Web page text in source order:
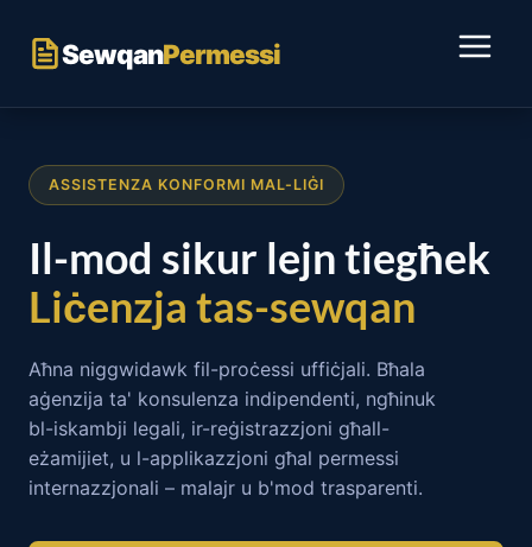
għall-
kontenut
SewqanPermessi
ASSISTENZA KONFORMI MAL-LIĠI
Il-mod sikur lejn tiegħek
Liċenzja tas-sewqan
Aħna niggwidawk fil-proċessi uffiċjali. Bħala
aġenzija ta' konsulenza indipendenti, ngħinuk
bl-iskambji legali, ir-reġistrazzjoni għall-
eżamijiet, u l-applikazzjoni għal permessi
internazzjonali – malajr u b'mod trasparenti.